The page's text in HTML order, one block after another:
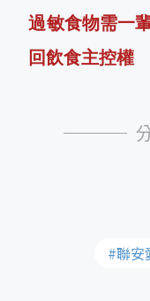
過敏食物需一
回飲食主控權
#聯安